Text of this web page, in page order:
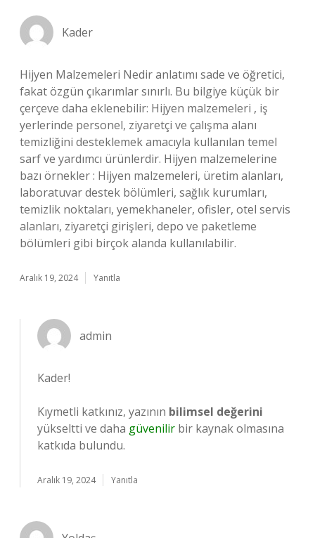
Kader
Hijyen Malzemeleri Nedir anlatımı sade ve öğretici,
fakat özgün çıkarımlar sınırlı. Bu bilgiye küçük bir
çerçeve daha eklenebilir: Hijyen malzemeleri , iş
yerlerinde personel, ziyaretçi ve çalışma alanı
temizliğini desteklemek amacıyla kullanılan temel
sarf ve yardımcı ürünlerdir. Hijyen malzemelerine
bazı örnekler : Hijyen malzemeleri, üretim alanları,
laboratuvar destek bölümleri, sağlık kurumları,
temizlik noktaları, yemekhaneler, ofisler, otel servis
alanları, ziyaretçi girişleri, depo ve paketleme
bölümleri gibi birçok alanda kullanılabilir.
Aralık 19, 2024 Yanıtla
admin
Kader!
Kıymetli katkınız, yazının bilimsel değerini
yükseltti ve daha güvenilir bir kaynak olmasına
katkıda bulundu.
Aralık 19, 2024 Yanıtla